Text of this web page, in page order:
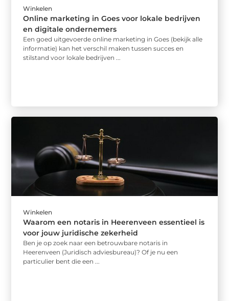
Winkelen
Online marketing in Goes voor lokale bedrijven
en digitale ondernemers
Een goed uitgevoerde online marketing in Goes (bekijk alle
informatie) kan het verschil maken tussen succes en
stilstand voor lokale bedrijven ...
Winkelen
Waarom een notaris in Heerenveen essentieel is
voor jouw juridische zekerheid
Ben je op zoek naar een betrouwbare notaris in
Heerenveen (Juridisch adviesbureau)? Of je nu een
particulier bent die een ...